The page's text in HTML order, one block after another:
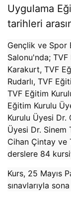
Uygulama
tarihleri
Gençlik ve Spor
Salonu'nda;
Karakurt, TVF
Rudarlı, TVF
TVF Eğitim
Eğitim Kurulu
Kurulu Üyesi Dr.
Üyesi Dr. Sinem
Cihan Çintay ve
derslere 84
Kurs, 25 Mayıs
sınavlarıyla